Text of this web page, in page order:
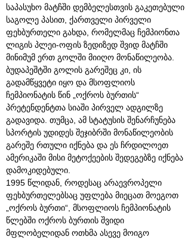
საპასუხო მატჩში დემბელესთვის გაკეთებული
საგოლე პასით, ქართველი პირველი
ფეხბურთელი გახდა, რომელმაც ჩემპიონთა
ლიგის პლეი-ოფის ზედიზედ შვიდ მატჩში
მინიმუმ ერთ გოლში მიიღო მონაწილეობა.
ბუდაპეშტში გოლის გარეშეც კი, ის
გადამწყვეტი იყო და მსოფლიოს
ჩემპიონატის წინ „ოქროს ბურთის“
პრეტენდენტთა სიაში პირველ ადგილზე
გადავიდა. თუმცა, ამ სტატუსის შენარჩუნება
სპორტის უდიდეს შეჯიბრში მონაწილეობის
გარეშე რთული იქნება და ეს ჩრდილოეთ
ამერიკაში მისი მეტოქეების შედეგებზე იქნება
დამოკიდებული.
1995 წლიდან, როდესაც არაევროპელი
ფეხბურთელებსაც უფლება მიეცათ მოეგოთ
„ოქროს ბურთი“, მსოფლიოს ჩემპიონატის
წლებში ოქროს ბურთის შვიდი
მფლობელიდან ოთხმა ასევე მოიგო